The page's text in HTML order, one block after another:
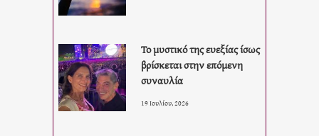
Το μυστικό της ευεξίας ίσως
βρίσκεται στην επόμενη
συναυλία
19 Ιουλίου, 2026